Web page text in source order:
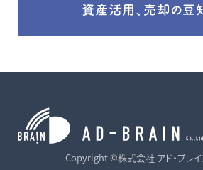
Copyright ©株式会社 アド・ブレ